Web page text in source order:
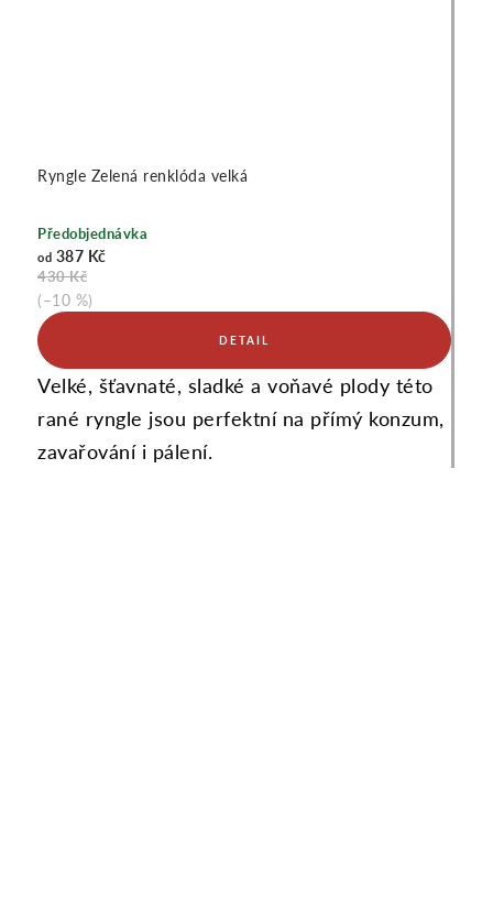
Ryngle Zelená renklóda velká
Předobjednávka
od 387 Kč
430 Kč
(–10 %)
Velké, šťavnaté, sladké a voňavé plody této
rané ryngle jsou perfektní na přímý konzum,
zavařování i pálení.